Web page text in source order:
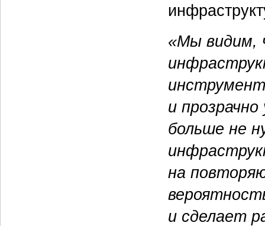
«Мы видим,
и
больше не
на
и сделает